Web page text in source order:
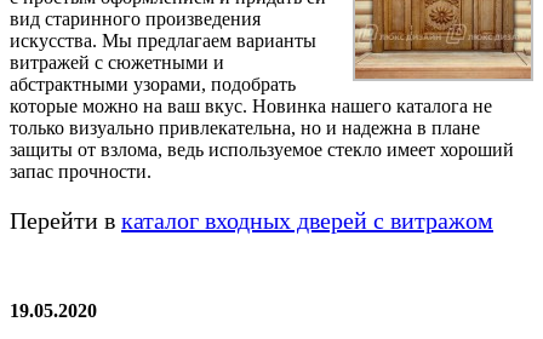
вид старинного произведения
искусства. Мы предлагаем варианты
витражей с сюжетными и
абстрактными узорами, подобрать
которые можно на ваш вкус. Новинка нашего каталога не
только визуально привлекательна, но и надежна в плане
защиты от взлома, ведь используемое стекло имеет хороший
запас прочности.
Перейти в каталог входных дверей с витражом
19.05.2020